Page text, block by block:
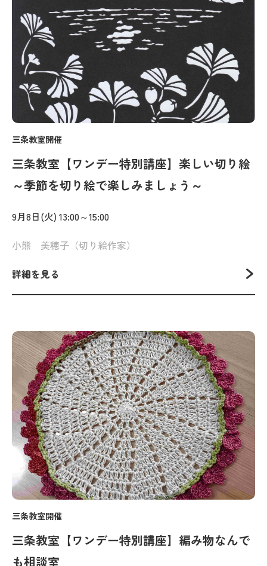
三条教室開催
三条教室【ワンデー特別講座】楽しい切り絵
～季節を切り絵で楽しみましょう～
9月8日(火) 13:00～15:00
小熊 美穂子（切り絵作家）
詳細を見る
三条教室開催
三条教室【ワンデー特別講座】編み物なんで
も相談室